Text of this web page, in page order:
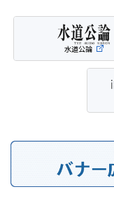
水道公論